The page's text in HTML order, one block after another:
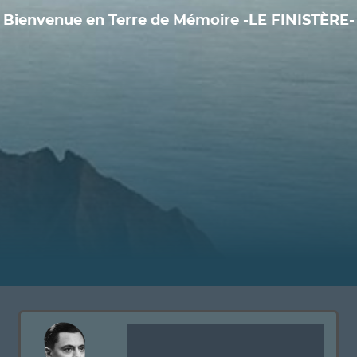
Bienvenue en Terre de Mémoire -LE FINISTÈRE-